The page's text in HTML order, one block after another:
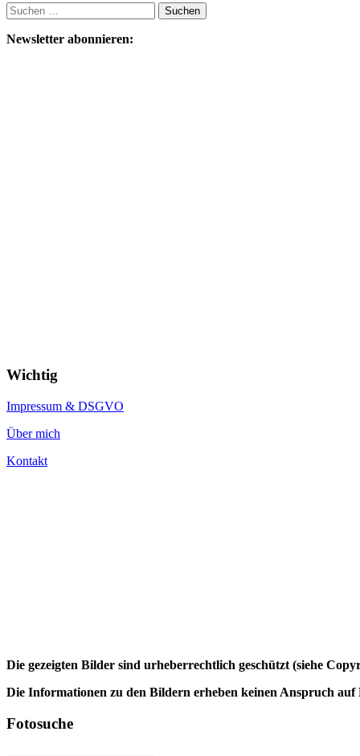
Suchen
nach:
Newsletter abonnieren:
Wichtig
Impressum & DSGVO
Über mich
Kontakt
Die gezeigten Bilder sind urheberrechtlich geschützt (siehe
Die Informationen zu den Bildern erheben keinen Anspruch
Fotosuche